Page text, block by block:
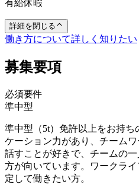
有給休暇
詳細を閉じる
働き方について詳しく知りたい
募集要項
必須要件
準中型
準中型（5t）免許以上をお持
ケーション力があり、チーム
話すことが好きで、チームの
方が向いています。ワークラ
定して働きたい方。